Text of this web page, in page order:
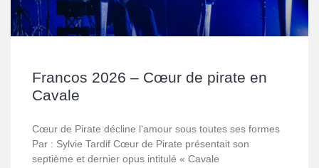
Francos 2026 – Cœur de pirate en
Cavale
Cœur de Pirate décline l’amour sous toutes ses formes
Par : Sylvie Tardif Cœur de Pirate présentait son
septième et dernier opus intitulé « Cavale